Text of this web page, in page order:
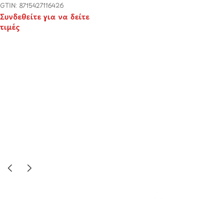
GTIN: 8715427116426
Συνδεθείτε για να δείτε
τιμές